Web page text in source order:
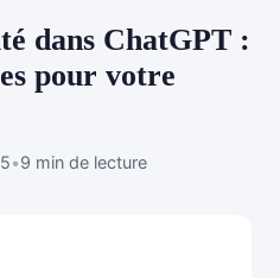
dans ChatGPT :
pour votre
•9 min de lecture